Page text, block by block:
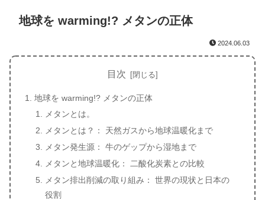
地球を warming!? メタンの正体
2024.06.03
目次
地球を warming!? メタンの正体
メタンとは。
メタンとは？： 天然ガスから地球温暖化まで
メタン発生源： 牛のゲップから湿地まで
メタンと地球温暖化： 二酸化炭素との比較
メタン排出削減の取り組み： 世界の現状と日本の
役割